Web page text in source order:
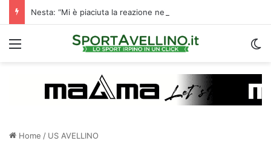
Menu
Home / US AVELLINO